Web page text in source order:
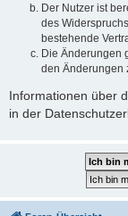
Der Nutzer ist
des
bestehende
Die Änderungen
den Änderungen
Informationen über
in der